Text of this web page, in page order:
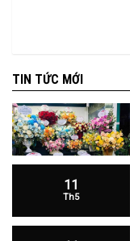
TIN TỨC MỚI
11
Th5